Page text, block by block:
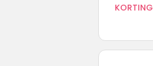
KORTING